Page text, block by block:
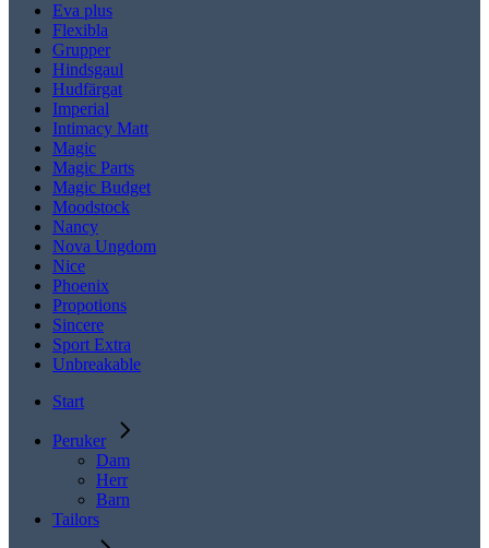
Eva plus
Flexibla
Grupper
Hindsgaul
Hudfärgat
Imperial
Intimacy Matt
Magic
Magic Parts
Magic Budget
Moodstock
Nancy
Nova Ungdom
Nice
Phoenix
Propotions
Sincere
Sport Extra
Unbreakable
Start
Peruker
Dam
Herr
Barn
Tailors